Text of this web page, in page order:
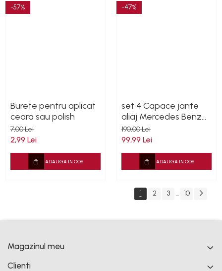
-57%
Burete pentru aplicat
ceara sau polish
7,00 Lei
2,99 Lei
ADAUGA IN COS
-47%
set 4 Capace jante
aliaj Mercedes Benz
75mm GLE W167 / GLS
X167 A1674015960
190,00 Lei
99,99 Lei
ADAUGA IN COS
1 2 3 ... 10
Magazinul meu
Clienti